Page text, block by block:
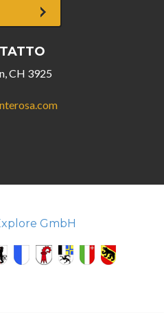
CH 3925
GmbH